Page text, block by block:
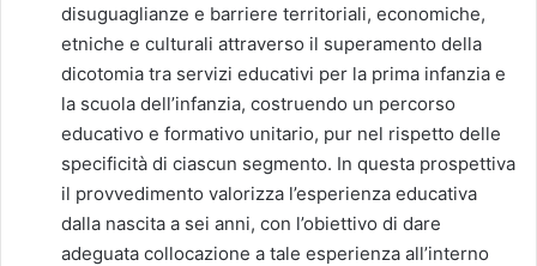
disuguaglianze e barriere territoriali, economiche,
etniche e culturali attraverso il superamento della
dicotomia tra servizi educativi per la prima infanzia e
la scuola dell’infanzia, costruendo un percorso
educativo e formativo unitario, pur nel rispetto delle
specificità di ciascun segmento. In questa prospettiva
il provvedimento valorizza l’esperienza educativa
dalla nascita a sei anni, con l’obiettivo di dare
adeguata collocazione a tale esperienza all’interno